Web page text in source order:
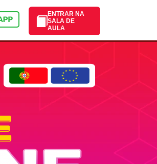
ENTRAR NA
SALA DE
AULA